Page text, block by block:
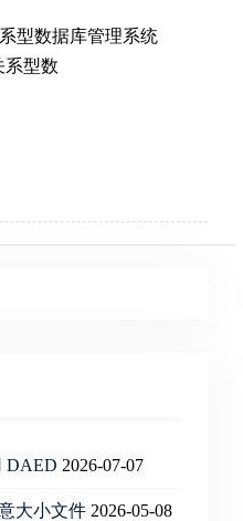
型数据库管理系统
系型数
DAED 2026-07-07
大小文件 2026-05-08